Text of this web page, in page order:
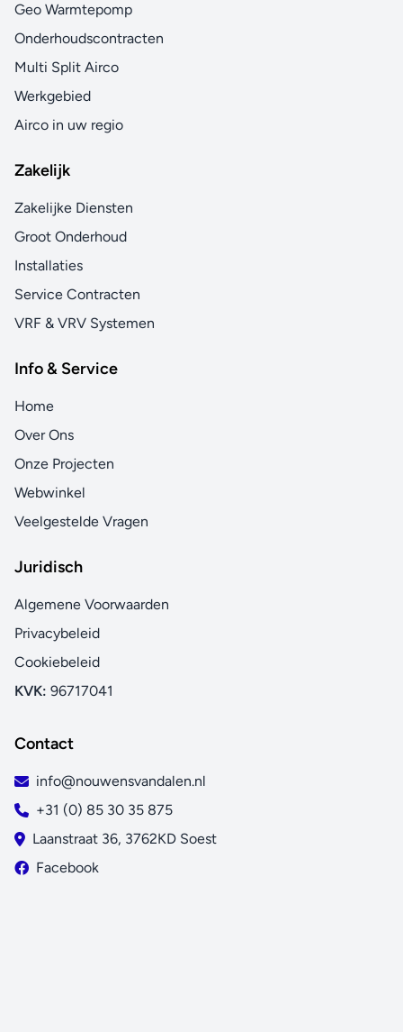
Geo Warmtepomp
Onderhoudscontracten
Multi Split Airco
Werkgebied
Airco in uw regio
Zakelijk
Zakelijke Diensten
Groot Onderhoud
Installaties
Service Contracten
VRF & VRV Systemen
Info & Service
Home
Over Ons
Onze Projecten
Webwinkel
Veelgestelde Vragen
Juridisch
Algemene Voorwaarden
Privacybeleid
Cookiebeleid
KVK: 96717041
Contact
info@nouwensvandalen.nl
+31 (0) 85 30 35 875
Laanstraat 36, 3762KD Soest
Facebook